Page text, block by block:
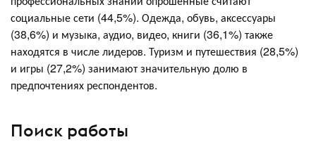
социальные сети (44,5%). Одежда, обувь, аксессуары
(38,6%) и музыка, аудио, видео, книги (36,1%) также
находятся в числе лидеров. Туризм и путешествия (28,5%)
и игры (27,2%) занимают значительную долю в
предпочтениях респондентов.
Поиск работы